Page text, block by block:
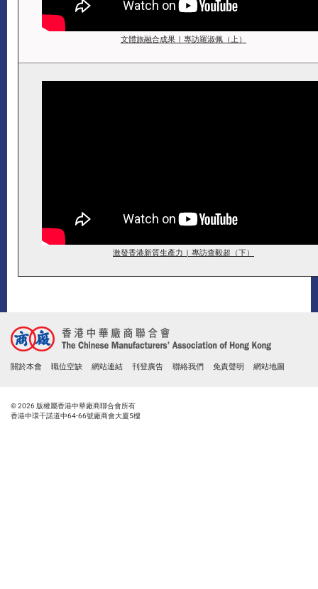
文體旅融合成果 | 專訪羅淑佩（上）
激發香港新質生產力 | 專訪查毅超（下）
關於本會 職位空缺 網站連結 刊登廣告 聯絡我們 免責聲明 網站地圖
© 2026 版權屬香港中華廠商聯合會所有
香港中環干諾道中64-66號廠商會大廈5樓